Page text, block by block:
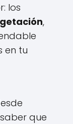
los
,
en tu
que